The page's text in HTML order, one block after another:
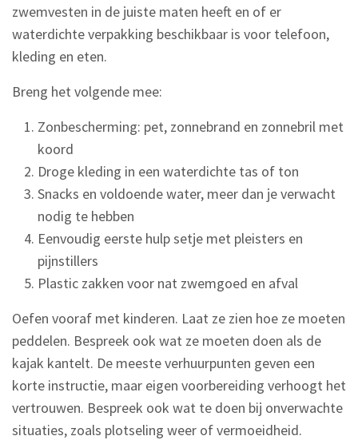
zwemvesten in de juiste maten heeft en of er
waterdichte verpakking beschikbaar is voor telefoon,
kleding en eten.
Breng het volgende mee:
Zonbescherming: pet, zonnebrand en zonnebril met
koord
Droge kleding in een waterdichte tas of ton
Snacks en voldoende water, meer dan je verwacht
nodig te hebben
Eenvoudig eerste hulp setje met pleisters en
pijnstillers
Plastic zakken voor nat zwemgoed en afval
Oefen vooraf met kinderen. Laat ze zien hoe ze moeten
peddelen. Bespreek ook wat ze moeten doen als de
kajak kantelt. De meeste verhuurpunten geven een
korte instructie, maar eigen voorbereiding verhoogt het
vertrouwen. Bespreek ook wat te doen bij onverwachte
situaties, zoals plotseling weer of vermoeidheid.